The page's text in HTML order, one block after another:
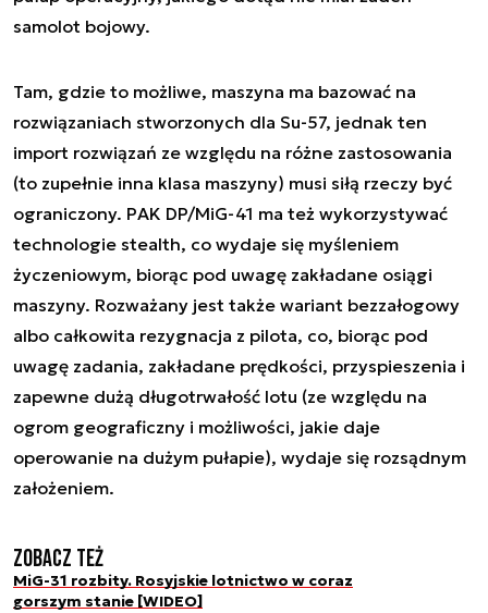
samolot bojowy.
Tam, gdzie to możliwe, maszyna ma bazować na
rozwiązaniach stworzonych dla Su-57, jednak ten
import rozwiązań ze względu na różne zastosowania
(to zupełnie inna klasa maszyny) musi siłą rzeczy być
ograniczony. PAK DP/MiG-41 ma też wykorzystywać
technologie stealth, co wydaje się myśleniem
życzeniowym, biorąc pod uwagę zakładane osiągi
maszyny. Rozważany jest także wariant bezzałogowy
albo całkowita rezygnacja z pilota, co, biorąc pod
uwagę zadania, zakładane prędkości, przyspieszenia i
zapewne dużą długotrwałość lotu (ze względu na
ogrom geograficzny i możliwości, jakie daje
operowanie na dużym pułapie), wydaje się rozsądnym
założeniem.
Zobacz też
MiG-31 rozbity. Rosyjskie lotnictwo w coraz
gorszym stanie [WIDEO]